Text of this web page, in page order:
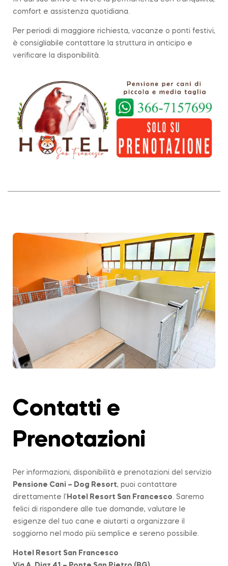
comfort e assistenza quotidiana.
Per periodi di maggiore richiesta, vacanze o ponti festivi,
è consigliabile contattare la struttura in anticipo e
verificare la disponibilità.
Contatti e
Prenotazioni
Per informazioni, disponibilità e prenotazioni del servizio
Pensione Cani – Dog Resort, puoi contattare
direttamente l’ Hotel Resort San Francesco . Saremo
felici di rispondere alle tue domande, valutare le
esigenze del tuo cane e aiutarti a organizzare il
soggiorno nel modo più semplice e sereno possibile.
Hotel Resort San Francesco